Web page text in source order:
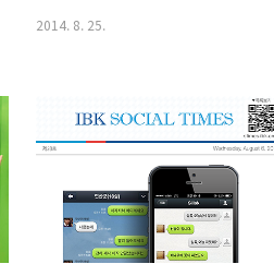
난달 말 단행된 하반기 인사에서 영국
·중동까지 발 넓힌다영국 런던의 금융
특구 '시티오브런던' 내 랜드마크로 꼽
히는 '타워42'에 위치한 기업은행 런던
지점. 평일 오후에 찾은 사무실은 한산
했다. 현지에서의 신규고객 발굴을 위
해 다수의 직원들이 고객미팅 등 현장
에 투입됐기 때문이다. IBK기업은행/
2014. 8. 25.